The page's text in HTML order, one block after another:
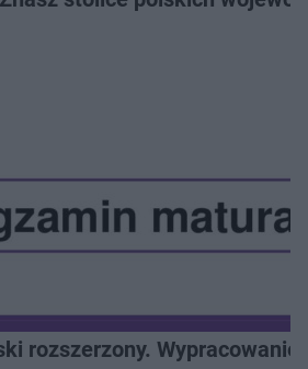
rozszerzony.